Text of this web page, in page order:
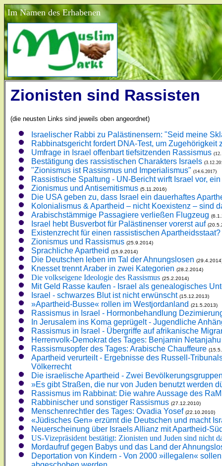
Im Namen des Erhabenen
Zionisten sind Rassisten
(die neusten Links sind jeweils oben angeordnet)
Israelischer Rabbi zu Palästinensern: "Seid meine
Rabbinatsgericht fordert DNA-Test, um
Umfrage in Israel offenbart tiefsitzenden Rassismus
Bestätigung des rassistischen Charakters Israels
"Zionismus ist Rassismus und Imperialismus" (14.6.2017)
Rassistische Spaltung - UN-Bericht wirft Israel vor,
Zionismus und Antisemitismus (5.11.2016)
Die USA geben zu, dass Israel ein dauerhaftes
Kolonialismus & Apartheid – nicht Koexistenz – sind
Arabischstämmige Passagiere verließen Flugzeug
Israel hebt Busverbot für Palästinenser vorerst auf
Existenzrecht für einen rassistischen Apartheidsstaat?
Zionismus und Rassismus (25.9.2014)
Sprachliche Apartheid (15.9.2014)
Die Deutschen leben im Tal der Ahnungslosen
Knesset trennt Araber in zwei Kategorien (28.2.2014)
Die volkseigene Ideologie des Rassismus (25.2.2014)
Mit Geld Rasse kaufen - Israel als genealogisches
Israel - schwarzes Blut ist nicht erwünscht (15.12.2013)
»Apartheid-Busse« rollen im Westjordanland (21.5.2013)
Rassismus in Israel - Hormonbehandlung
In Jerusalem ins Koma geprügelt - Jugendliche
Rassismus in Israel - Übergriffe auf afrikanische
Herrenvolk-Demokrat des Tages: Benjamin Netanjahu
Rassismusopfer des Tages: Arabische Chauffeure
Apartheid verurteilt - Ergebnisse des Russell-
Völkerrecht
Die israelische Apartheid - Zwei
»Es gibt Straßen, die nur von Juden benutzt werden
Rassismus im Rabbinat: Die wahre Aussage des
Rabbinischer und sonstiger Rassismus (27.12.2010)
Menschenrechtler des Tages: Ovadia Yosef (22.10.2010)
«Jüdisches Gen» erzürnt die Deutschen und macht
Neuerscheinung über Israels Allianz mit Apartheid-
US-Vizepräsident bestätigt: Zionisten und Juden sind nicht
Mordaufruf gegen Babys und das Land der
Deportation von Kindern - Von 2000 »illegalen«